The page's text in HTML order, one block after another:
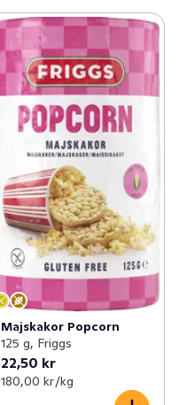
Majskakor Popcorn
125 g, Friggs
22,50 kr
180,00 kr /kg